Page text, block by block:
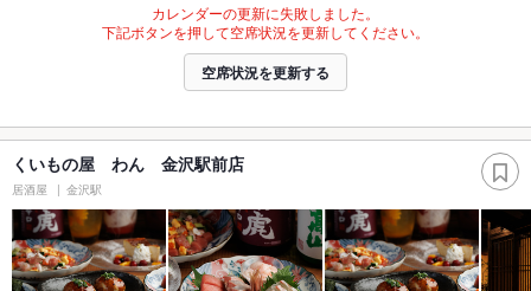
カレンダーの更新に失敗しました。
下記ボタンを押して空席状況を更新してください。
空席状況を更新する
くいもの屋 わん 金沢駅前店
居酒屋 金沢駅